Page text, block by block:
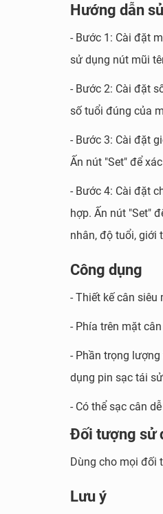
Hướng dẫn
- Bước 1: Cài đặt
sử dụng nút mũi
- Bước 2: Cài đặt
số tuổi đúng của
- Bước 3: Cài đặt
Ấn nút "Set" để
- Bước 4: Cài đặt
hợp. Ấn nút "Set"
nhân, độ tuổi, giới
Công dụng
- Thiết kế cân
- Phía trên mặt
- Phần trọng
dụng pin sạc tái
- Có thể sạc cân
Đối tượng sử
Dùng cho mọi đối
Lưu ý